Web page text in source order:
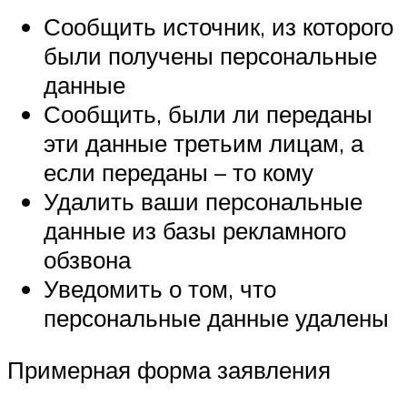
Сообщить источник, из которого
были получены персональные
данные
Сообщить, были ли переданы
эти данные третьим лицам, а
если переданы – то кому
Удалить ваши персональные
данные из базы рекламного
обзвона
Уведомить о том, что
персональные данные удалены
Примерная форма заявления